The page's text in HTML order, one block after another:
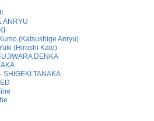
ANRYU
(Katsushige Anryu)
(Hiroshi Kato)
DENKA
TANAKA